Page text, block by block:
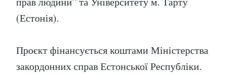
(Естонія).
Проєкт фінансується коштами Міністерства
закордонних справ Естонської Республіки.